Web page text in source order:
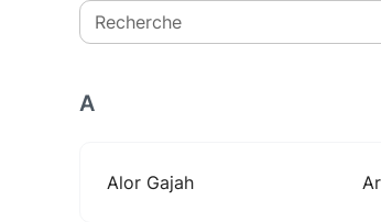
Recherche
A
Alor Gajah